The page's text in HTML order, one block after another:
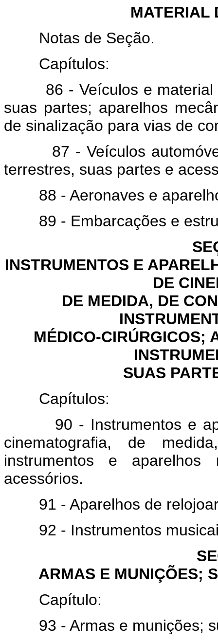
MATERIAL
Notas de Seção.
Capítulos:
86 - Veículos e material
suas partes; aparelhos
de sinalização para vias de
87 - Veículos
terrestres, suas partes e
88 - Aeronaves e
89 - Embarcações e
INSTRUMENTOS E
DE
DE MEDIDA, DE
MÉDICO-CIRÚRGICOS;
SUAS
Capítulos:
90 - Instrumentos e
cinematografia, de
instrumentos e aparelhos
acessórios.
91 - Aparelhos de
92 - Instrumentos
ARMAS E MUNIÇÕES;
Capítulo:
93 - Armas e munições;